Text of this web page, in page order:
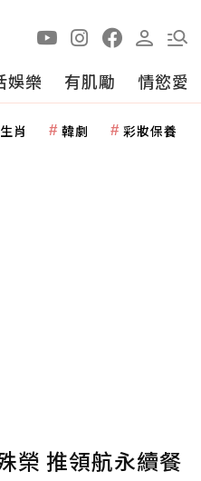
娛樂 有肌勵 情慾愛
肖 韓劇 彩妝保養
榮 推領航永續餐